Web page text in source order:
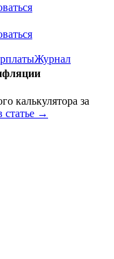
Журнал
калькулятора за
статье →